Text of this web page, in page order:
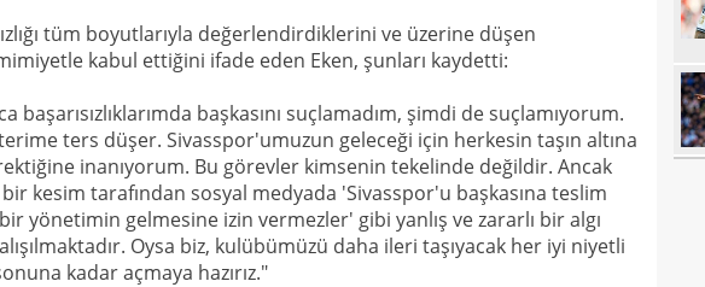
tüm boyutlarıyla değerlendirdiklerini ve üzerine düşen
kabul ettiğini ifade eden Eken, şunları kaydetti:
başarısızlıklarımda başkasını suçlamadım, şimdi de suçlamıyorum.
ters düşer. Sivasspor'umuzun geleceği için herkesin taşın altına
inanıyorum. Bu görevler kimsenin tekelinde değildir. Ancak
bir kesim tarafından sosyal medyada 'Sivasspor'u başkasına teslim
yönetimin gelmesine izin vermezler' gibi yanlış ve zararlı bir algı
Oysa biz, kulübümüzü daha ileri taşıyacak her iyi niyetli
kadar açmaya hazırız."